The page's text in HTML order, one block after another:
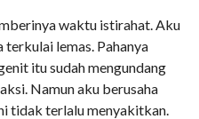
waktu istirahat. Aku
lemas. Pahanya
itu sudah mengundang
Namun aku berusaha
tidak terlalu menyakitkan.